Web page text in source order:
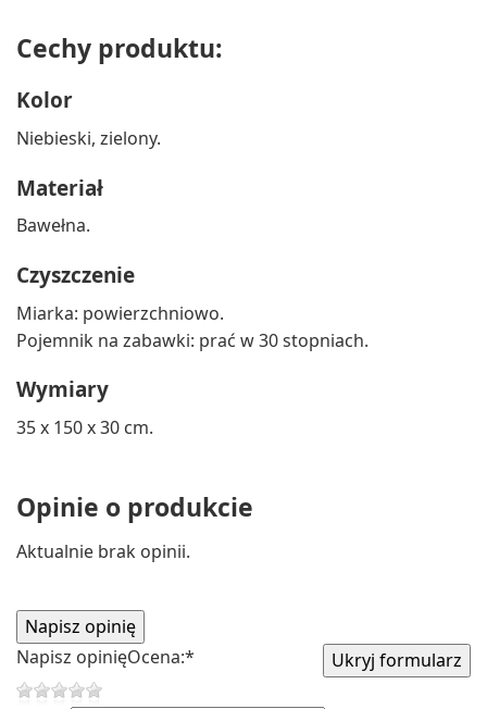
Cechy produktu:
Kolor
Niebieski, zielony.
Materiał
Bawełna.
Czyszczenie
Miarka: powierzchniowo.
Pojemnik na zabawki: prać w 30 stopniach.
Wymiary
35 x 150 x 30 cm.
Opinie o produkcie
Aktualnie brak opinii.
Napisz opinięOcena:*